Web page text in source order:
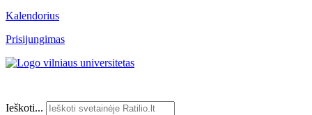
Kalendorius
Prisijungimas
Ieškoti...